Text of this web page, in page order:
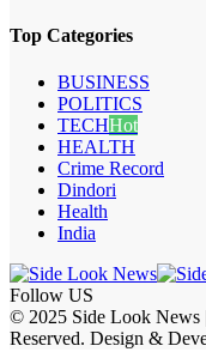
Top Categories
BUSINESS
POLITICS
TECHHot
HEALTH
Crime Record
Dindori
Health
India
Follow US
© 2025 Side Look News
Reserved. Design &